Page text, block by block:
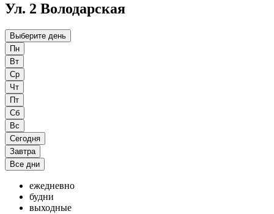
Ул. 2 Володарская
Выберите день
Пн
Вт
Ср
Чт
Пт
Сб
Вс
Сегодня
Завтра
Все дни
ежедневно
будни
выходные